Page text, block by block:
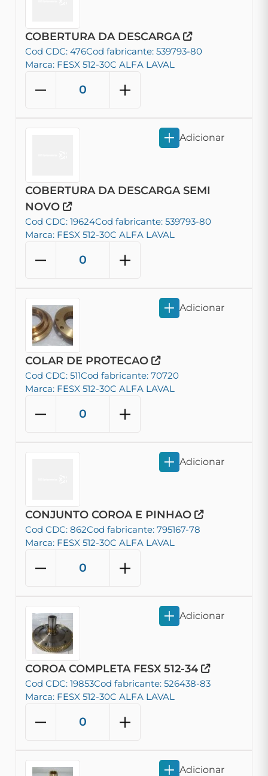
COBERTURA DA DESCARGA
Cod CDC: 476Cod fabricante: 539793-80
Marca: FESX 512-30C ALFA LAVAL
COBERTURA DA DESCARGA SEMI
NOVO
Cod CDC: 19624Cod fabricante: 539793-80
Marca: FESX 512-30C ALFA LAVAL
Adicionar
COLAR DE PROTECAO
Cod CDC: 511Cod fabricante: 70720
Marca: FESX 512-30C ALFA LAVAL
Adicionar
CONJUNTO COROA E PINHAO
Cod CDC: 862Cod fabricante: 795167-78
Marca: FESX 512-30C ALFA LAVAL
Adicionar
COROA COMPLETA FESX 512-34
Cod CDC: 19853Cod fabricante: 526438-83
Marca: FESX 512-30C ALFA LAVAL
Adicionar
Adicionar